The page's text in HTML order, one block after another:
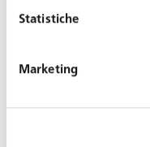
Statistiche
Marketing
Donatella Cungi,
gestire la diversità
arricchimento, si